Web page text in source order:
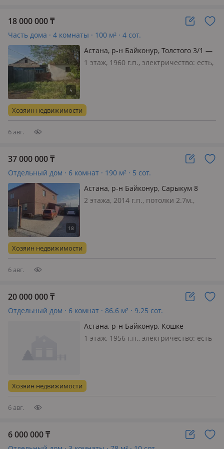
18 000 000₸
Часть дома · 4 комнаты · 100 м² · 4 сот.
Астана, р-н Байконур, Толстого 3/1 —
Возле казфлора
1 этаж, 1960 г.п., электричество: есть,
Хозяин недвижимости
6 авг.
37 000 000₸
Отдельный дом · 6 комнат · 190 м² · 5 сот.
Астана, р-н Байконур, Сарыкум 8
2 этажа, 2014 г.п., потолки 2.7м.,
выпуска, Только в свежем, идеальном
и ухоженном состоянии…
Хозяин недвижимости
6 авг.
20 000 000₸
Отдельный дом · 6 комнат · 86.6 м² · 9.25 сот.
Астана, р-н Байконур, Кошке
Кеменгерулы 120 — Озен
1 этаж, 1956 г.п., электричество: есть
Хозяин недвижимости
6 авг.
6 000 000₸